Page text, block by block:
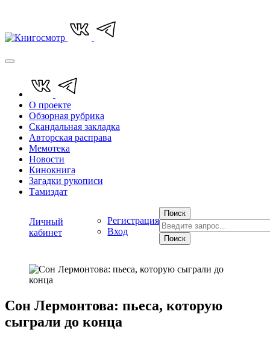
О проекте
Обзорная рубрика
Скандальная закладка
Авторская расправа
Мемотека
Новости
Кинокнига
Загадки рукописи
Тамиздат
Личный
кабинет
Регистрация
Вход
Поиск
Поиск
Сон Лермонтова: пьеса, которую
сыграли до конца